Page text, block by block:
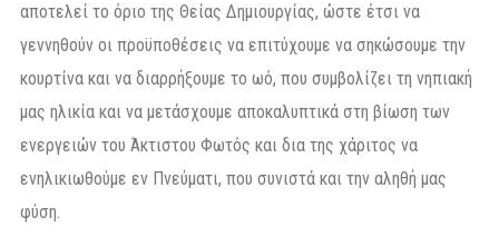
αποτελεί το όριο της Θείας Δημιουργίας, ώστε έτσι να
γεννηθούν οι προϋποθέσεις να επιτύχουμε να σηκώσουμε την
κουρτίνα και να διαρρήξουμε το ωό, που συμβολίζει τη νηπιακή
μας ηλικία και να μετάσχουμε αποκαλυπτικά στη βίωση των
ενεργειών του Άκτιστου Φωτός και δια της χάριτος να
ενηλικιωθούμε εν Πνεύματι, που συνιστά και την αληθή μας
φύση.